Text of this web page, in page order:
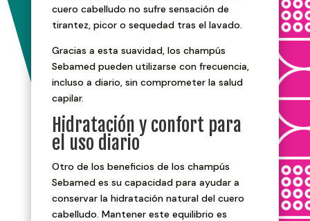
cuero cabelludo no sufre sensación de
tirantez, picor o sequedad tras el lavado.
Gracias a esta suavidad, los champús
Sebamed pueden utilizarse con frecuencia,
incluso a diario, sin comprometer la salud
capilar.
Hidratación y confort para
el uso diario
Otro de los beneficios de los champús
Sebamed es su capacidad para ayudar a
conservar la hidratación natural del cuero
cabelludo. Mantener este equilibrio es